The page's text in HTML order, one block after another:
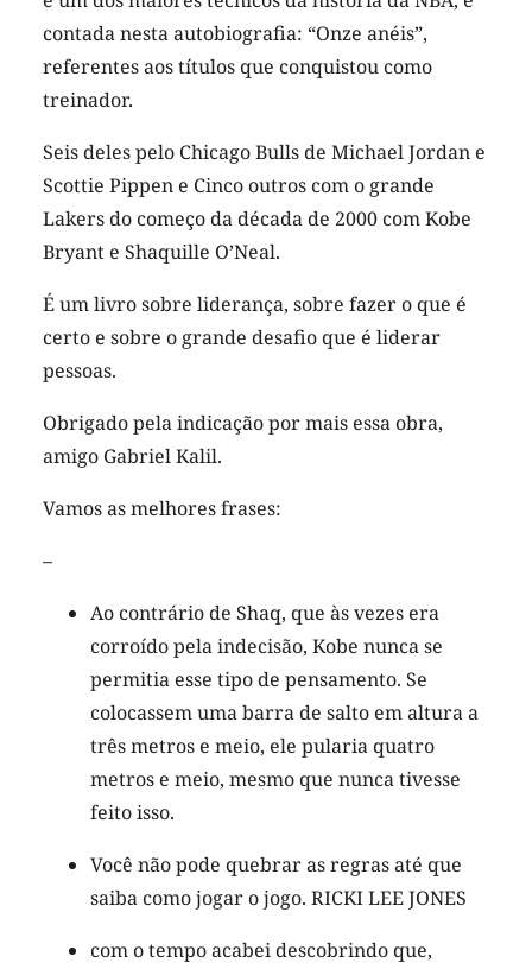
contada nesta autobiografia: “Onze anéis”,
referentes aos títulos que conquistou como
treinador.
Seis deles pelo Chicago Bulls de Michael Jordan e
Scottie Pippen e Cinco outros com o grande
Lakers do começo da década de 2000 com Kobe
Bryant e Shaquille O’Neal.
É um livro sobre liderança, sobre fazer o que é
certo e sobre o grande desafio que é liderar
pessoas.
Obrigado pela indicação por mais essa obra,
amigo Gabriel Kalil.
Vamos as melhores frases:
–
Ao contrário de Shaq, que às vezes era
corroído pela indecisão, Kobe nunca se
permitia esse tipo de pensamento. Se
colocassem uma barra de salto em altura a
três metros e meio, ele pularia quatro
metros e meio, mesmo que nunca tivesse
feito isso.
Você não pode quebrar as regras até que
saiba como jogar o jogo. RICKI LEE JONES
com o tempo acabei descobrindo que,